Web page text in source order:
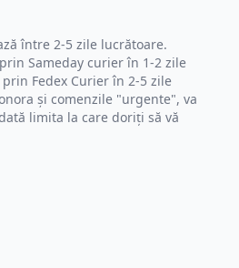
între 2-5 zile lucrătoare.
Sameday curier în 1-2 zile
Fedex Curier în 2-5 zile
și comenzile "urgente", va
limita la care doriți să vă